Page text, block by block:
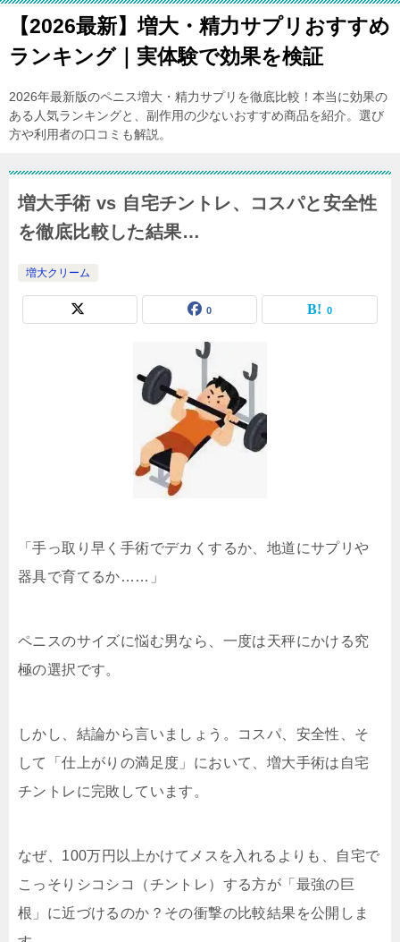
【2026最新】増大・精力サプリおすすめ
ランキング｜実体験で効果を検証
2026年最新版のペニス増大・精力サプリを徹底比較！本当に効果の
ある人気ランキングと、副作用の少ないおすすめ商品を紹介。選び
方や利用者の口コミも解説。
増大手術 vs 自宅チントレ、コスパと安全性
を徹底比較した結果…
増大クリーム
0 0
「手っ取り早く手術でデカくするか、地道にサプリや
器具で育てるか……」
ペニスのサイズに悩む男なら、一度は天秤にかける究
極の選択です。
しかし、結論から言いましょう。コスパ、安全性、そ
して「仕上がりの満足度」において、増大手術は自宅
チントレに完敗しています。
なぜ、100万円以上かけてメスを入れるよりも、自宅で
こっそりシコシコ（チントレ）する方が「最強の巨
根」に近づけるのか？その衝撃の比較結果を公開しま